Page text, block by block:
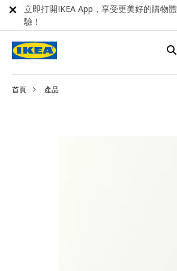
首頁 產品
立即打開IKEA App，享受更美好的購物體
驗！